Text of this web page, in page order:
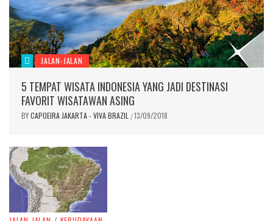
JALAN-JALAN
5 TEMPAT WISATA INDONESIA YANG JADI DESTINASI
FAVORIT WISATAWAN ASING
BYCAPOEIRA JAKARTA - VIVA BRAZIL /13/09/2018